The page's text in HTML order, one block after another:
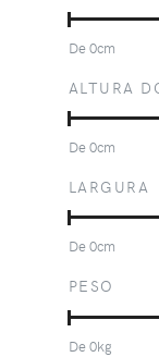
De0cm
ALTURA
De0cm
LARGURA
De0cm
PESO
De0kg